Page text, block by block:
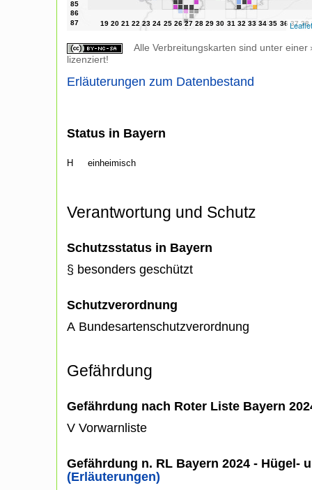
Leaflet
Alle Verbreitungskarten sind unter einer
lizenziert!
Erläuterungen zum Datenbestand
Status in Bayern
H einheimisch
Verantwortung und Schutz
Schutzsstatus in Bayern
§ besonders geschützt
Schutzverordnung
A Bundesartenschutzverordnung
Gefährdung
Gefährdung nach Roter Liste Bayern
V Vorwarnliste
Gefährdung n. RL Bayern 2024 - Hügel-
(Erläuterungen)